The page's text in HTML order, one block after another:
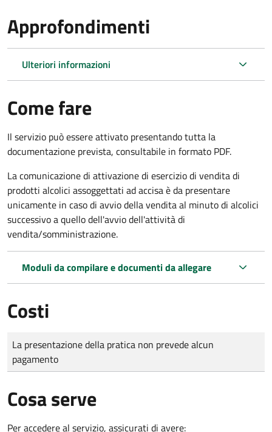
Approfondimenti
Ulteriori informazioni
Come fare
Il servizio può essere attivato presentando tutta la
documentazione prevista, consultabile in formato PDF.
La comunicazione di attivazione di esercizio di vendita di
prodotti alcolici assoggettati ad accisa è da presentare
unicamente in caso di avvio della vendita al minuto di alcolici
successivo a quello dell'avvio dell'attività di
vendita/somministrazione.
Moduli da compilare e documenti da allegare
Costi
Tipo di pagamento
Importo
La presentazione della pratica non prevede alcun
pagamento
Cosa serve
Per accedere al servizio, assicurati di avere: